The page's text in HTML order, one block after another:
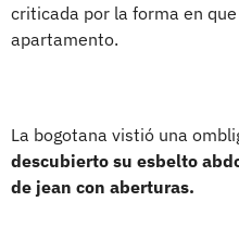
criticada por la forma en
apartamento.
La bogotana vistió una
descubierto su esbelto
de jean con aberturas.